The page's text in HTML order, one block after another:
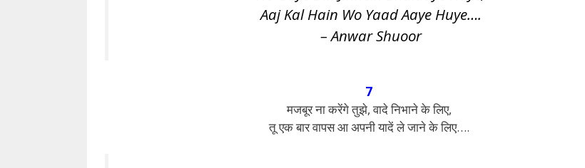
Aaj Kal Hain Wo Yaad Aaye Huye….
– Anwar Shuoor
7
मजबूर ना करेंगे तुझे, वादे निभाने के लिए,
तू एक बार वापस आ अपनी यादें ले जाने के लिए….